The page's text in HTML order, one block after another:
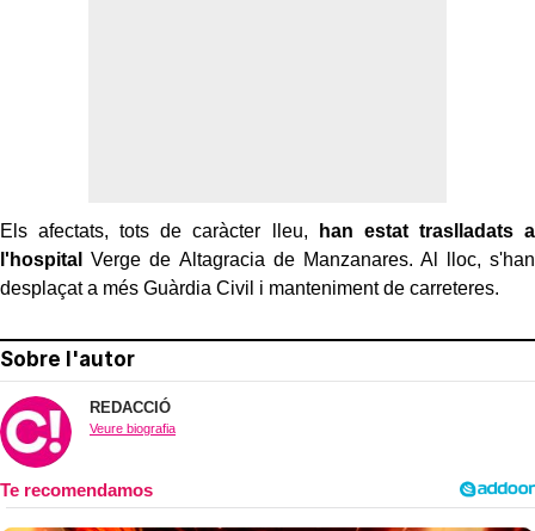
Els afectats, tots de caràcter lleu,
han estat traslladats a
l'hospital
Verge de Altagracia de Manzanares. Al lloc, s'han
desplaçat a més Guàrdia Civil i manteniment de carreteres.
Sobre l'autor
REDACCIÓ
Veure biografia